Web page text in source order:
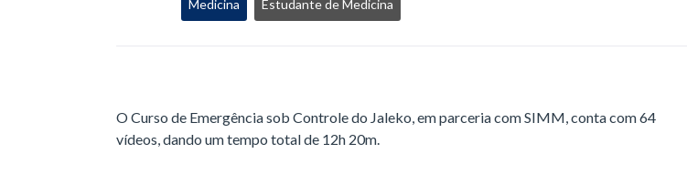
Medicina Estudante de Medicina
O Curso de Emergência sob Controle do Jaleko, em parceria com SIMM, conta com 64
vídeos, dando um tempo total de 12h 20m.